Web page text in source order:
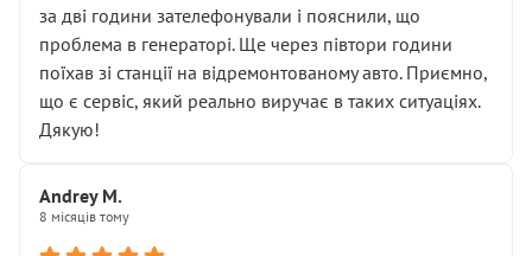
чіткого пояснення
( ну все зняли та доробили) дякую!
Окремий момент, який виглядає абсурдно:
мені заявили, що бачок гальмівної рідини потрібно
міняти разом із головним гальмівним циліндром у
Для людини, яка хоча б трохи розуміється на техніці,
це звучить як мінімум непрофесійно, а як максимум —
спроба продати дорогий вузол замість елементарних
за дві години зателефонували і пояснили, що
проблема в генераторі. Ще через півтори години
поїхав зі станції на відремонтованому авто. Приємно,
що є сервіс, який реально виручає в таких ситуаціях.
Дякую!
Andrey M.
8 місяців тому